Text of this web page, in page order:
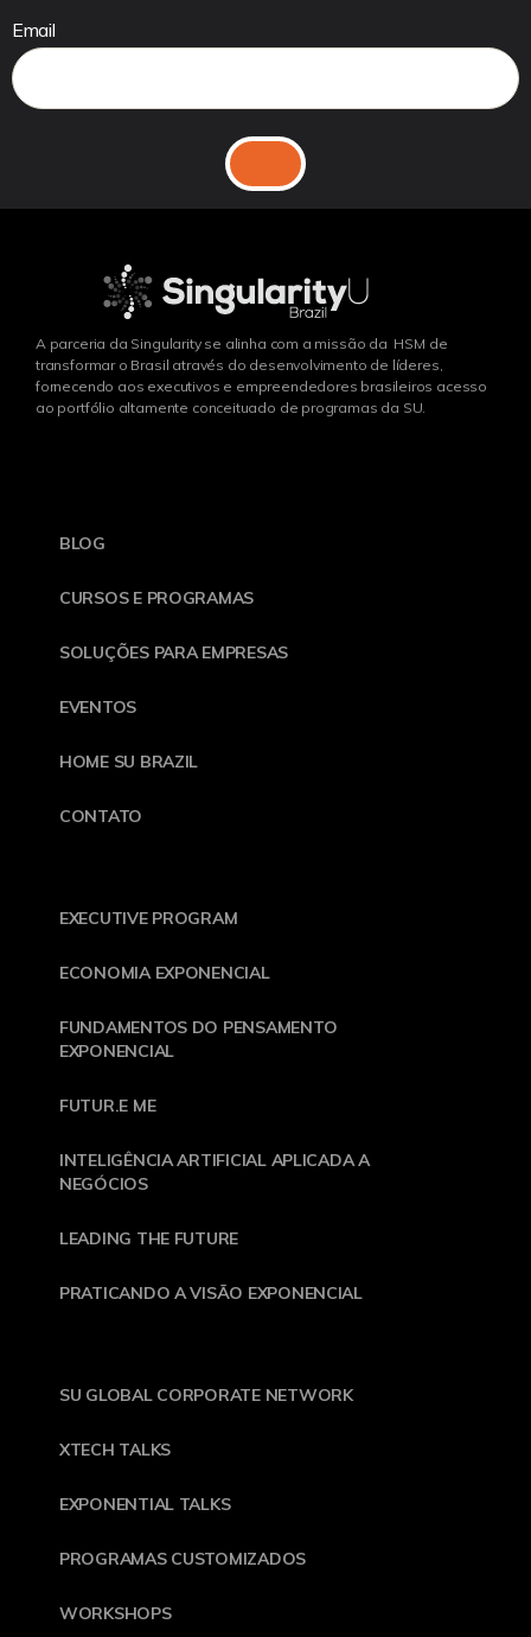
Email
A parceria da Singularity se alinha com a missão da HSM de
transformar o Brasil através do desenvolvimento de líderes,
fornecendo aos executivos e empreendedores brasileiros acesso
ao portfólio altamente conceituado de programas da SU.
BLOG
CURSOS E PROGRAMAS
SOLUÇÕES PARA EMPRESAS
EVENTOS
HOME SU BRAZIL
CONTATO
EXECUTIVE PROGRAM
ECONOMIA EXPONENCIAL
FUNDAMENTOS DO PENSAMENTO
EXPONENCIAL
FUTUR.E ME
INTELIGÊNCIA ARTIFICIAL APLICADA A
NEGÓCIOS
LEADING THE FUTURE
PRATICANDO A VISÃO EXPONENCIAL
SU GLOBAL CORPORATE NETWORK
XTECH TALKS
EXPONENTIAL TALKS
PROGRAMAS CUSTOMIZADOS
WORKSHOPS